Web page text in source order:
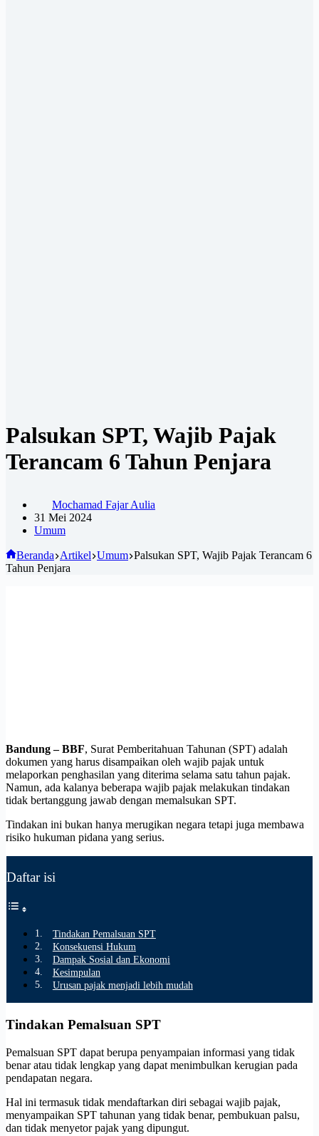
Palsukan SPT, Wajib Pajak
Terancam 6 Tahun Penjara
Mochamad Fajar Aulia
31 Mei 2024
Umum
Beranda Artikel Umum Palsukan SPT, Wajib Pajak Terancam 6
Tahun Penjara
Bandung – BBF, Surat Pemberitahuan Tahunan (SPT) adalah
dokumen yang harus disampaikan oleh wajib pajak untuk
melaporkan penghasilan yang diterima selama satu tahun pajak.
Namun, ada kalanya beberapa wajib pajak melakukan tindakan
tidak bertanggung jawab dengan memalsukan SPT.
Tindakan ini bukan hanya merugikan negara tetapi juga membawa
risiko hukuman pidana yang serius.
Daftar isi
Tindakan Pemalsuan SPT
Konsekuensi Hukum
Dampak Sosial dan Ekonomi
Kesimpulan
Urusan pajak menjadi lebih mudah
Tindakan Pemalsuan SPT
Pemalsuan SPT dapat berupa penyampaian informasi yang tidak
benar atau tidak lengkap yang dapat menimbulkan kerugian pada
pendapatan negara.
Hal ini termasuk tidak mendaftarkan diri sebagai wajib pajak,
menyampaikan SPT tahunan yang tidak benar, pembukuan palsu,
dan tidak menyetor pajak yang dipungut.